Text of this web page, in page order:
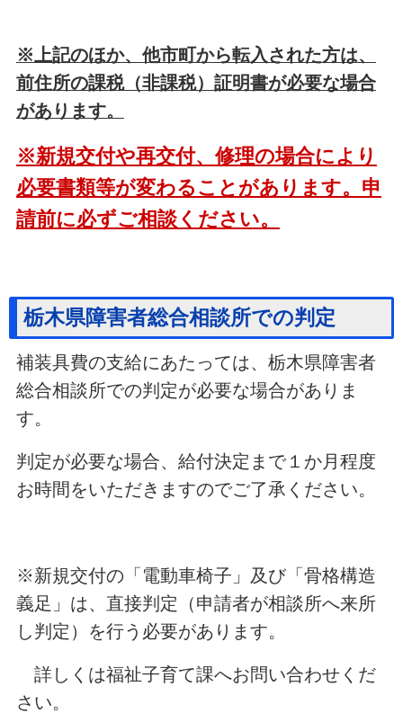
※上記のほか、他市町から転入された方は、
前住所の課税（非課税）証明書が必要な場合
があります。
※新規交付や再交付、修理の場合により
必要書類等が変わることがあります。申
請前に必ずご相談ください。
栃木県障害者総合相談所での判定
補装具費の支給にあたっては、栃木県障害者
総合相談所での判定が必要な場合がありま
す。
判定が必要な場合、給付決定まで１か月程度
お時間をいただきますのでご了承ください。
※新規交付の「電動車椅子」及び「骨格構造
義足」は、直接判定（申請者が相談所へ来所
し判定）を行う必要があります。
詳しくは福祉子育て課へお問い合わせくだ
さい。